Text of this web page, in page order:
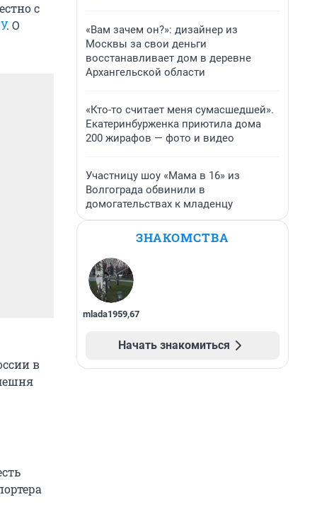
с
. О
в
«Вам зачем он?»: дизайнер из
Москвы за свои деньги
восстанавливает дом в деревне
Архангельской области
«Кто-то считает меня сумасшедшей».
Екатеринбурженка приютила дома
200 жирафов — фото и видео
Участницу шоу «Мама в 16» из
Волгограда обвинили в
домогательствах к младенцу
ЗНАКОМСТВА
mlada1959,67
Начать знакомиться